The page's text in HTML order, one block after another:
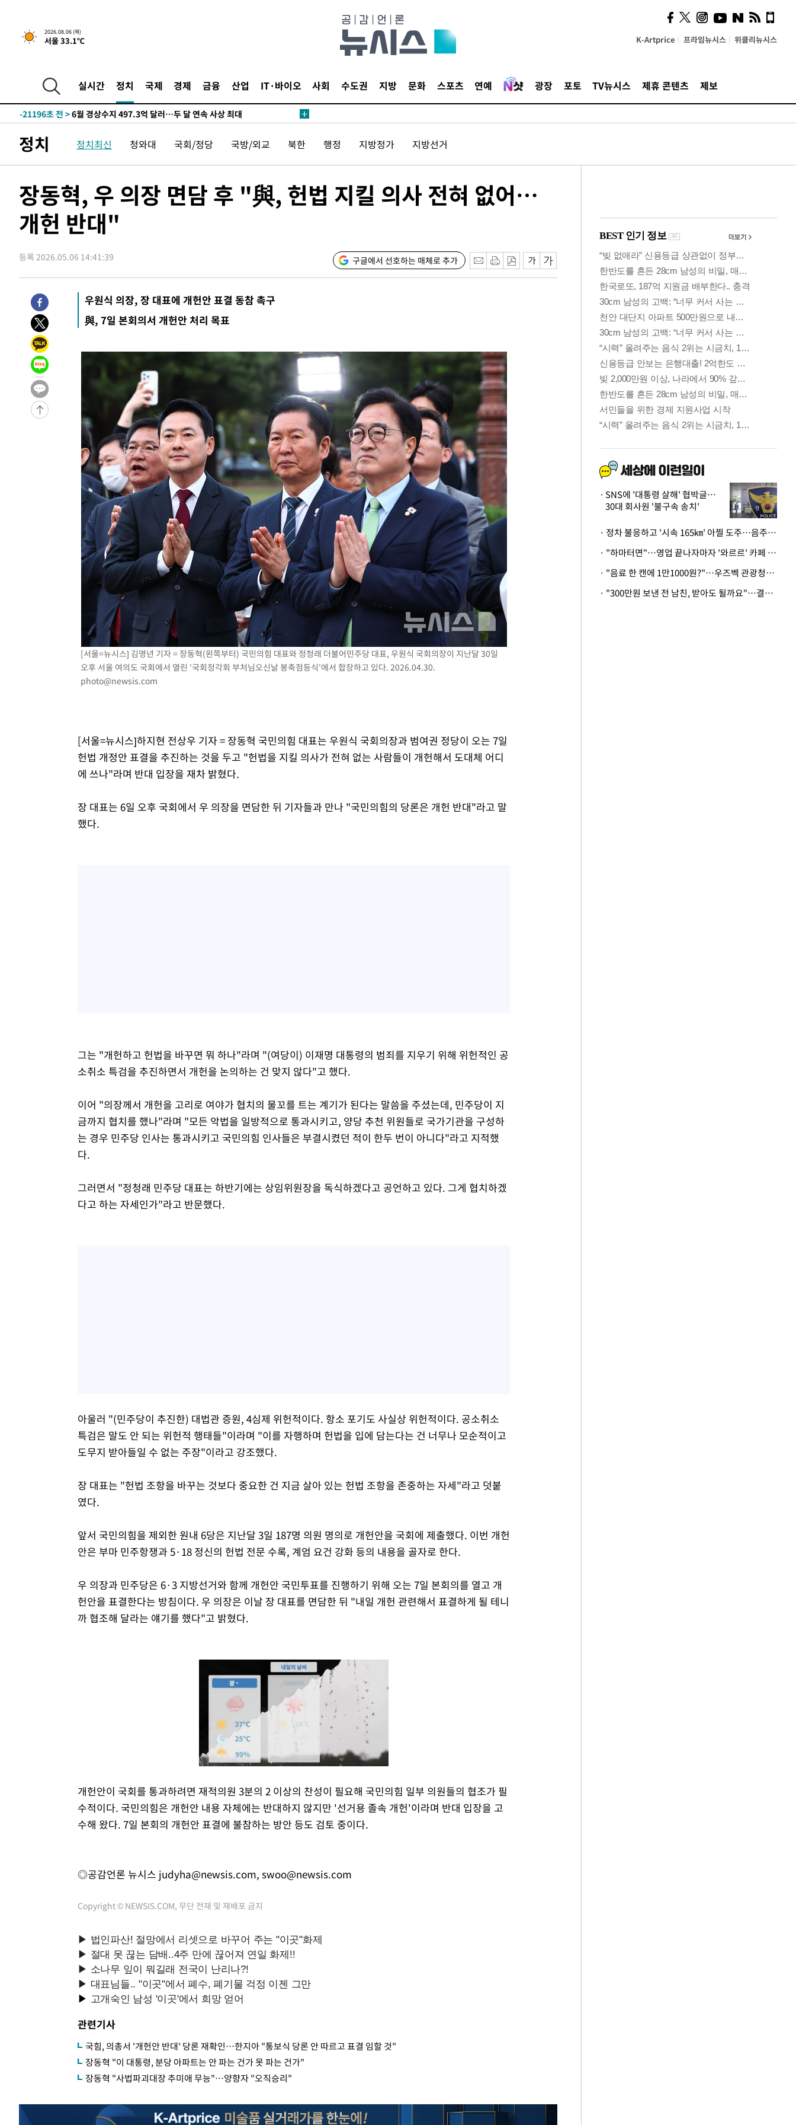
2026.08.06 (목)
서울 33.1℃ K-Artprice 프라임뉴시스 위클리뉴시스
실시간 정치 국제 경제 금융 산업 IT·바이오 사회 수도권 지방 문화 스포츠 연예 광장 포토 TV뉴시스 제휴 콘텐츠 제보
상-29366초 전 >[속보]코스피 매도사이드카 발동…4%대 급락
-28638초 전 >[속보]전남광주 초대 시민추천 부시장에 백승주·윤난실
-24766초 전 >
[속보]코스닥, 2.15포인트(0.27%) 내린 797.44 출발
-24749초 전 >
-21196초 전 >6월 경상수지 497.3억 달러…두 달 연속 사상 최대
-18509초 전 >
미 워싱턴주 스포캔 시의 통제불능 3개 산불, 방화선 일부 구축
-10682초 전 >[속보] 호르무즈 해협 이란-오만 협상 기대속 뉴욕증시 혼조 마감 다
임 3년 인터뷰
1시간 전 >[속보] "이란-오만, 호르무즈 해협 통행 항로 합의" 이란 외무부 대변인
-31509초 전 >[속보]산업장관 "李정부, 원전 반대 안해…안정 전력 위해 불가피"
-30206초 전 >[속보]경찰, '홍명보 선임 논란' 대한축구협회·축구회관 등 압수수
상
-29386초 전 >[속보]코스피 매도사이드카 발동…4%대 급락
-28658초 전 >[속보]전남광주 초대 시민추천 부시장에 백승주·윤난실
-26219초 전 >
서울 열대야 15일째 지속…비공식 '초열대야' 30도 넘어
-24786초 전 >
[속보]코스닥, 2.15포인트(0.27%) 내린 797.44 출발
-24769초 전 >
[속보]코스피, 119.51포인트(1.81%) 내린 6478.75 개장
-21216초 전 >
-21167초 전 >
서울 낮 39도 '폭염중대경보'…40도 관측 가능성도
-18529초 전 >
미 워싱턴주 스포캔 시의 통제불능 3개 산불, 방화선 일부 구축
-10702초 전 >
[속보] 호르무즈 해협 이란-오만 협상 기대속 뉴욕증시 혼조 마감 다
우 0.49%↑
-9057초 전 >
[속보] 이란 대통령 "지금 최고지도자와 소통하기가 매우 어려워" 취
[속보] "이란-오만, 호르무즈 해협 통행 항로 합의" 이란 외무부 대변인
정치 정치최신 청와대 국회/정당 국방/외교 북한 행정 지방정가 지방선거
장동혁, 우 의장 면담 후 "與, 헌법 지킬 의사 전혀 없어…
개헌 반대"
등록 2026.05.06 14:41:39 구글에서 선호하는 매체로 추가
우원식 의장, 장 대표에 개헌안 표결 동참 촉구
與, 7일 본회의서 개헌안 처리 목표
[서울=뉴시스] 김명년 기자 = 장동혁(왼쪽부터) 국민의힘 대표와 정청래 더불어민주당 대표, 우원식 국회의장이 지난달 30일
오후 서울 여의도 국회에서 열린 '국회정각회 부처님오신날 봉축점등식'에서 합장하고 있다. 2026.04.30.
photo@newsis.com
[서울=뉴시스]하지현 전상우 기자 = 장동혁 국민의힘 대표는 우원식 국회의장과 범여권 정당이 오는 7일
헌법 개정안 표결을 추진하는 것을 두고 "헌법을 지킬 의사가 전혀 없는 사람들이 개헌해서 도대체 어디
에 쓰나"라며 반대 입장을 재차 밝혔다.
장 대표는 6일 오후 국회에서 우 의장을 면담한 뒤 기자들과 만나 "국민의힘의 당론은 개헌 반대"라고 말
했다.
그는 "개헌하고 헌법을 바꾸면 뭐 하나"라며 "(여당이) 이재명 대통령의 범죄를 지우기 위해 위헌적인 공
소취소 특검을 추진하면서 개헌을 논의하는 건 맞지 않다"고 했다.
이어 "의장께서 개헌을 고리로 여야가 협치의 물꼬를 트는 계기가 된다는 말씀을 주셨는데, 민주당이 지
금까지 협치를 했나"라며 "모든 악법을 일방적으로 통과시키고, 양당 추천 위원들로 국가기관을 구성하
는 경우 민주당 인사는 통과시키고 국민의힘 인사들은 부결시켰던 적이 한두 번이 아니다"라고 지적했
다.
그러면서 "정청래 민주당 대표는 하반기에는 상임위원장을 독식하겠다고 공언하고 있다. 그게 협치하겠
다고 하는 자세인가"라고 반문했다.
아울러 "(민주당이 추진한) 대법관 증원, 4심제 위헌적이다. 항소 포기도 사실상 위헌적이다. 공소취소
특검은 말도 안 되는 위헌적 행태들"이라며 "이를 자행하며 헌법을 입에 담는다는 건 너무나 모순적이고
도무지 받아들일 수 없는 주장"이라고 강조했다.
장 대표는 "헌법 조항을 바꾸는 것보다 중요한 건 지금 살아 있는 헌법 조항을 존중하는 자세"라고 덧붙
였다.
앞서 국민의힘을 제외한 원내 6당은 지난달 3일 187명 의원 명의로 개헌안을 국회에 제출했다. 이번 개헌
안은 부마 민주항쟁과 5·18 정신의 헌법 전문 수록, 계엄 요건 강화 등의 내용을 골자로 한다.
우 의장과 민주당은 6·3 지방선거와 함께 개헌안 국민투표를 진행하기 위해 오는 7일 본회의를 열고 개
헌안을 표결한다는 방침이다. 우 의장은 이날 장 대표를 면담한 뒤 "내일 개헌 관련해서 표결하게 될 테니
까 협조해 달라는 얘기를 했다"고 밝혔다.
Mute
개헌안이 국회를 통과하려면 재적의원 3분의 2 이상의 찬성이 필요해 국민의힘 일부 의원들의 협조가 필
수적이다. 국민의힘은 개헌안 내용 자체에는 반대하지 않지만 '선거용 졸속 개헌'이라며 반대 입장을 고
수해 왔다. 7일 본회의 개헌안 표결에 불참하는 방안 등도 검토 중이다.
◎공감언론 뉴시스 judyha@newsis.com, swoo@newsis.com
Copyright © NEWSIS.COM, 무단 전재 및 재배포 금지
관련기사
국힘, 의총서 '개헌안 반대' 당론 재확인…한지아 "통보식 당론 안 따르고 표결 임할 것"
장동혁 "이 대통령, 분당 아파트는 안 파는 건가 못 파는 건가"
장동혁 "사법파괴대장 추미애 무능"…양향자 "오직승리"
계…'고급 가요'의 주체적
영토
SNS에 '대통령 살해' 협박글…
30대 회사원 '불구속 송치'
· 정차 불응하고 '시속 165㎞' 아찔 도주…음주운전자 체포
· "하마터면"…영업 끝나자마자 '와르르' 카페 테라스 덮친 대리석 외벽
· "음료 한 캔에 1만1000원?"…우즈벡 관광청까지 나섰다, 유튜버 폭로 후폭풍
· "300만원 보낸 전 남친, 받아도 될까요"…결혼 앞둔 예비신부의 뜻밖 고충